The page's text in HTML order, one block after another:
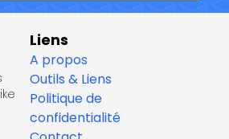
Liens
A propos
Outils & Liens
Politique de
confidentialité